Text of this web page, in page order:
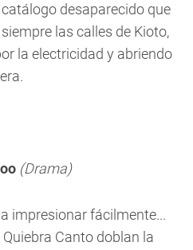
desaparecido que
las calles de Kioto,
la electricidad y abriendo
(Drama)
impresionar fácilmente...
Canto doblan la